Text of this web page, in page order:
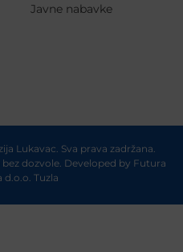
Javne nabavke
Lukavac. Sva prava zadržana.
dozvole. Developed by Futura
Tuzla